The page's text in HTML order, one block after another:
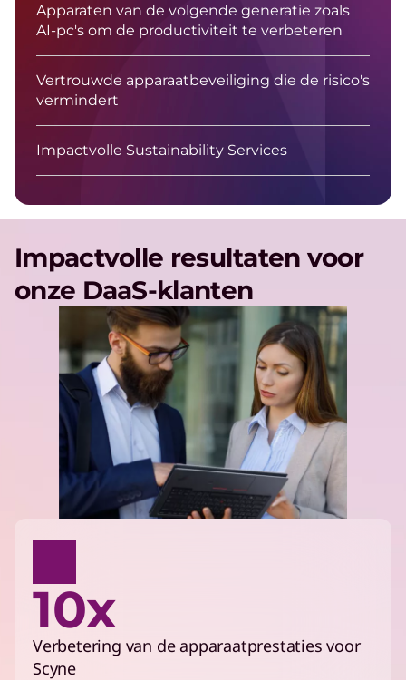
Apparaten van de volgende generatie zoals
AI-pc's om de productiviteit te verbeteren
Vertrouwde apparaatbeveiliging die de risico's
vermindert
Impactvolle Sustainability Services
Impactvolle resultaten voor
onze DaaS-klanten
10x
Verbetering van de apparaatprestaties voor
Scyne